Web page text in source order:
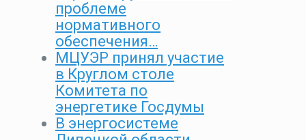
проблеме
нормативного
обеспечения…
МЦУЭР принял участие
в Круглом столе
Комитета по
энергетике Госдумы
В энергосистеме